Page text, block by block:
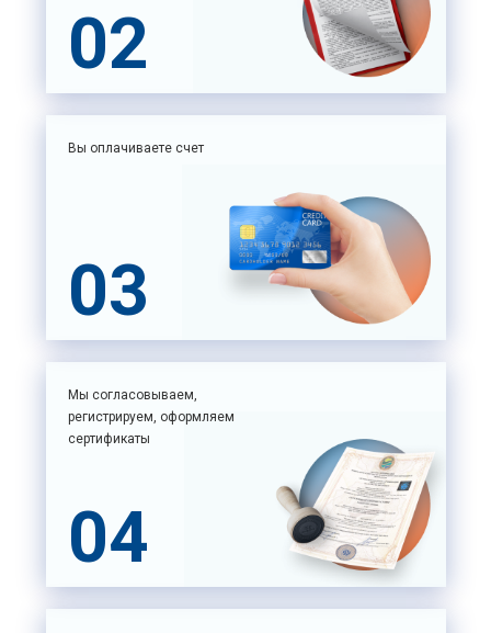
02
Вы оплачиваете счет
03
Мы согласовываем,
регистрируем, оформляем
сертификаты
04